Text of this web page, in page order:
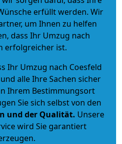
erfüllt werden. Wir
um Ihnen zu helfen
dass Ihr Umzug nach
erfolgreicher ist.
Ihr Umzug nach Coesfeld
alle Ihre Sachen sicher
Ihrem Bestimmungsort
Sie sich selbst von den
und der Qualität. Unsere
wird Sie garantiert